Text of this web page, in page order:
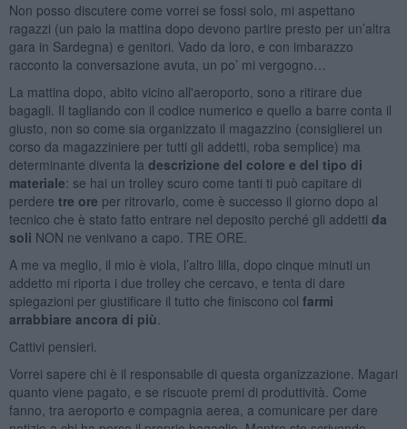
Non posso discutere come vorrei se fossi solo, mi aspettano
ragazzi (un paio la mattina dopo devono partire presto per un’altra
gara in Sardegna) e genitori. Vado da loro, e con imbarazzo
racconto la conversazione avuta, un po’ mi vergogno…
La mattina dopo, abito vicino all'aeroporto, sono a ritirare due
bagagli. Il tagliando con il codice numerico e quello a barre conta il
giusto, non so come sia organizzato il magazzino (consiglierei un
corso da magazziniere per tutti gli addetti, roba semplice) ma
determinante diventa la descrizione del colore e del tipo di
materiale: se hai un trolley scuro come tanti ti può capitare di
perdere tre ore per ritrovarlo, come è successo il giorno dopo al
tecnico che è stato fatto entrare nel deposito perché gli addetti da
soli NON ne venivano a capo. TRE ORE.
A me va meglio, il mio è viola, l’altro lilla, dopo cinque minuti un
addetto mi riporta i due trolley che cercavo, e tenta di dare
spiegazioni per giustificare il tutto che finiscono col farmi
arrabbiare ancora di più.
Cattivi pensieri.
Vorrei sapere chi è il responsabile di questa organizzazione. Magari
quanto viene pagato, e se riscuote premi di produttività. Come
fanno, tra aeroporto e compagnia aerea, a comunicare per dare